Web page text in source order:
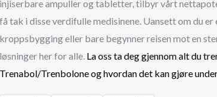
injiserbare ampuller og tabletter, tilbyr vårt
få tak i disse verdifulle medisinene. Uansett om du er
kroppsbygging eller bare begynner reisen mot en
løsninger her for alle. La oss ta deg gjennom alt du
Trenabol/Trenbolone og hvordan det kan gjøre